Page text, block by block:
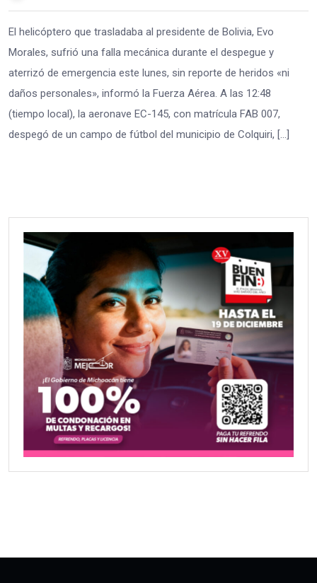
El helicóptero que trasladaba al presidente de Bolivia, Evo
Morales, sufrió una falla mecánica durante el despegue y
aterrizó de emergencia este lunes, sin reporte de heridos «ni
daños personales», informó la Fuerza Aérea. A las 12:48
(tiempo local), la aeronave EC-145, con matrícula FAB 007,
despegó de un campo de fútbol del municipio de Colquiri, […]